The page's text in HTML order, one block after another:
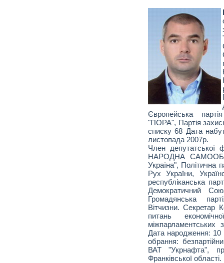
Європейська
"ПОРА", Партія
списку 68 Дата
листопада 2007р.
Член
НАРОДНА
Україна", Політична
Рух України,
республіканська
Демократичний
Громадянська
Вітчизни. Секретар
питань
міжпарламентських
Дата народження: 10
обрання:
ВАТ "Укрнафта",
Франківської області.